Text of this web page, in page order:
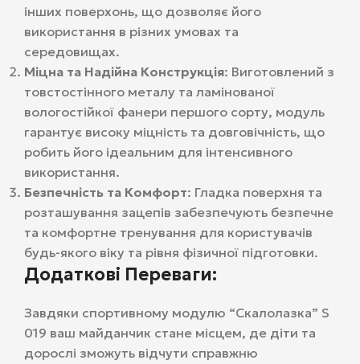
інших поверхонь, що дозволяє його
використання в різних умовах та
середовищах.
Міцна та Надійна Конструкція: Виготовлений з
товстостінного металу та ламінованої
вологостійкої фанери першого сорту, модуль
гарантує високу міцність та довговічність, що
робить його ідеальним для інтенсивного
використання.
Безпечність та Комфорт: Гладка поверхня та
розташування зацепів забезпечують безпечне
та комфортне тренування для користувачів
будь-якого віку та рівня фізичної підготовки.
Додаткові Переваги:
Завдяки спортивному модулю “Скалолазка” S
019 ваш майданчик стане місцем, де діти та
дорослі зможуть відчути справжню